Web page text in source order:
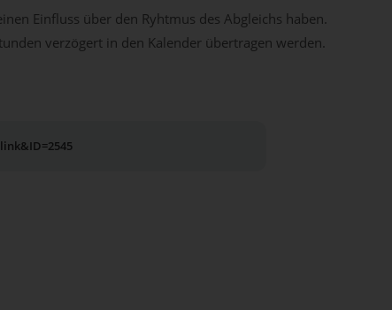
Einfluss über den Ryhtmus des Abgleichs haben.
verzögert in den Kalender übertragen werden.